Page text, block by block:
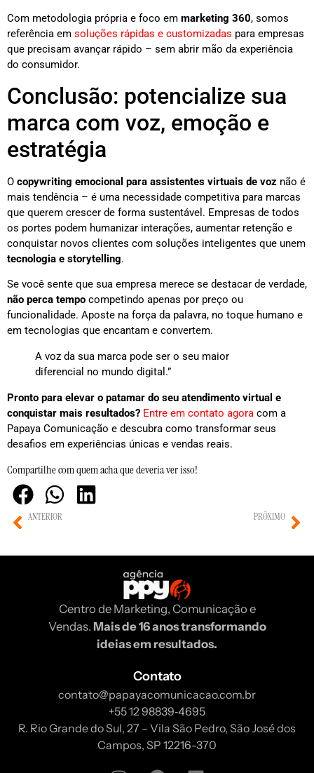
Com metodologia própria e foco em marketing 360, somos
referência em soluções rápidas e customizadas para empresas
que precisam avançar rápido – sem abrir mão da experiência
do consumidor.
Conclusão: potencialize sua
marca com voz, emoção e
estratégia
O copywriting emocional para assistentes virtuais de voz não é
mais tendência – é uma necessidade competitiva para marcas
que querem crescer de forma sustentável. Empresas de todos
os portes podem humanizar interações, aumentar retenção e
conquistar novos clientes com soluções inteligentes que unem
tecnologia e storytelling.
Se você sente que sua empresa merece se destacar de verdade,
não perca tempo competindo apenas por preço ou
funcionalidade. Aposte na força da palavra, no toque humano e
em tecnologias que encantam e convertem.
A voz da sua marca pode ser o seu maior
diferencial no mundo digital.”
Pronto para elevar o patamar do seu atendimento virtual e
conquistar mais resultados? Entre em contato agora com a
Papaya Comunicação e descubra como transformar seus
desafios em experiências únicas e vendas reais.
Compartilhe com quem acha que deveria ver isso!
ANTERIOR PRÓXIMO
Centro de Marketing, Comunicação e
Vendas. Mais de 16 anos transformando
ideias em resultados.
Contato
contato@papayacomunicacao.com.br
‪+55 12 98839‑4695‬
R. Rio Grande do Sul, 27 – Vila São Pedro, São José dos
Campos, SP 12216-370